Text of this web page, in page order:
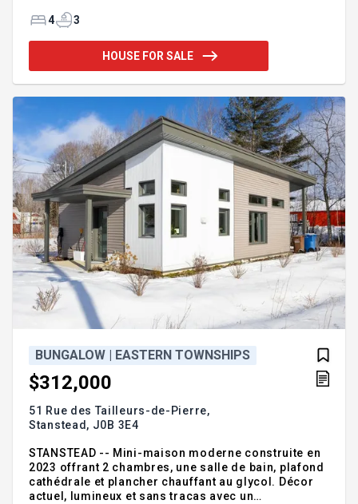
4 chambres à coucher, 3 salles de bains, planchers
manger. Sous-sol complètement aménagé de type
rez-de-jardin. Terrain boisé de 1,73 acre. L'accès
privée, ajoutant ainsi une tranquillité et une intimité
précie
4 3
HOUSE FOR SALE
BUNGALOW | EASTERN TOWNSHIPS
$312,000
51 Rue des Tailleurs-de-Pierre,
Stanstead, J0B 3E4
STANSTEAD -- Mini-maison moderne construite en
2023 offrant 2 chambres, une salle de bain, plafond
cathédrale et plancher chauffant au glycol. Décor
actuel, lumineux et sans tracas avec un